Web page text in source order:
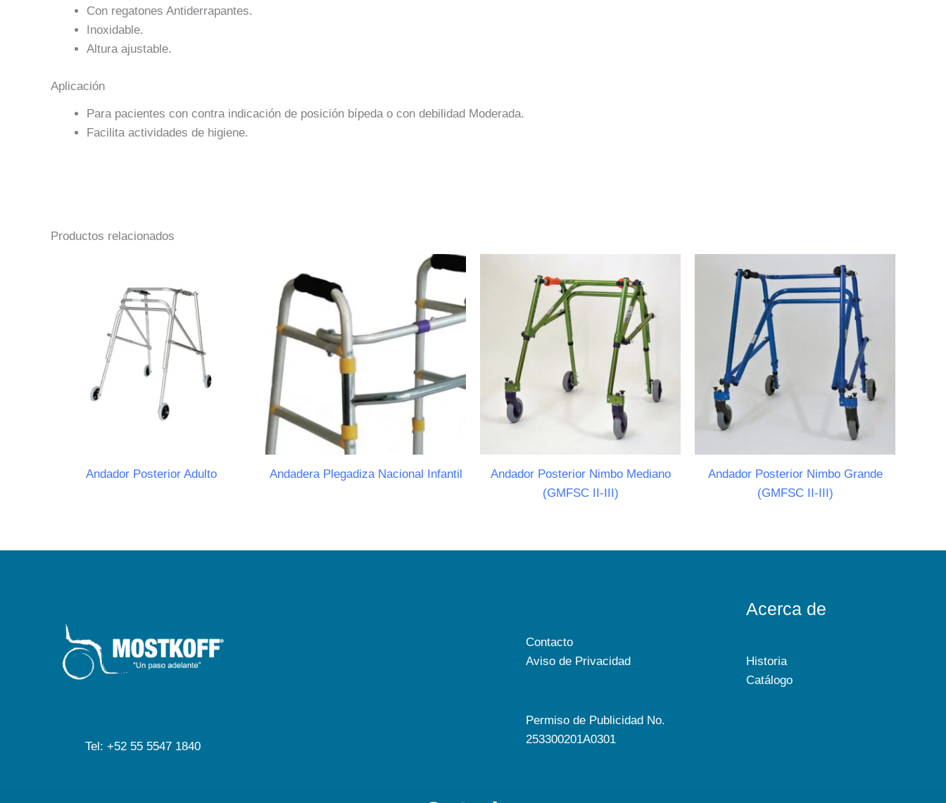
Con regatones Antiderrapantes.
Inoxidable.
Altura ajustable.
Aplicación
Para pacientes con contra indicación de posición bípeda o con debilidad Moderada.
Facilita actividades de higiene.
Productos relacionados
Andador Posterior Adulto Andadera Plegadiza Nacional Infantil
Andador Posterior Nimbo Mediano
(GMFSC II-III)
Andador Posterior Nimbo Grande
(GMFSC II-III)
Tel: +52 55 5547 1840
Contacto
Aviso de Privacidad
Permiso de Publicidad No.
253300201A0301
Acerca de
Historia
Catálogo